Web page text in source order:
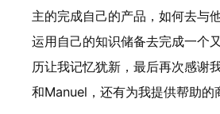
主的完成自己的产品，如何去与
运用自己的知识储备去完成一个
历让我记忆犹新，最后再次感谢
和Manuel，还有为我提供帮助的